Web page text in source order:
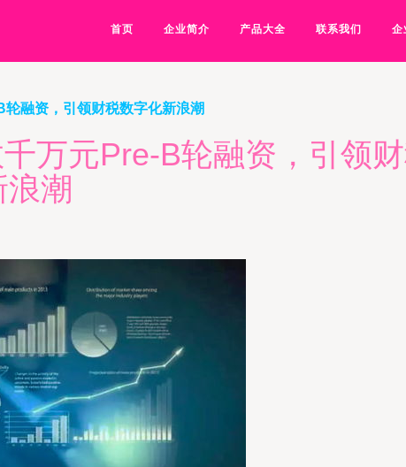
首页 企业简介 产品大全 联系我们 企
融资，引领财税数字化新浪潮
万元Pre-B轮融资，引领
浪潮